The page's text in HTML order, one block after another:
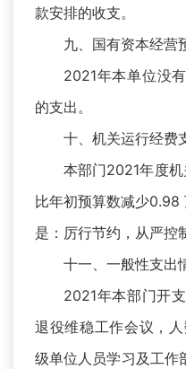
款安排的收支。
九、国有资本经营
2021年本单位没
的支出。
十、机关运行经费
本部门2021年度
比年初预算数减少0.98
是：厉行节约，从严控
十一、一般性支出
2021年本部门开
退役维稳工作会议，
级单位人员学习及工作